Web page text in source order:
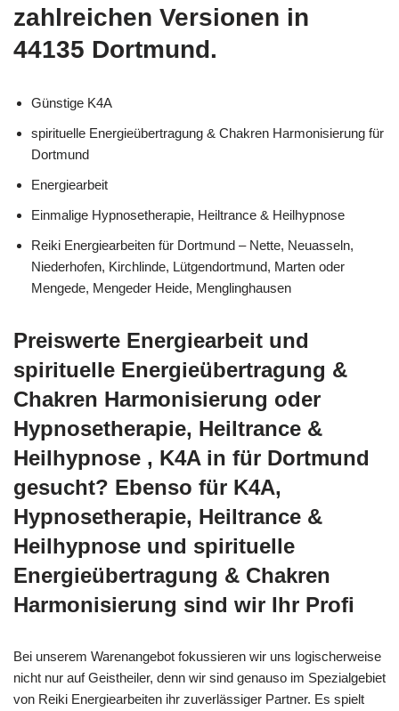
zahlreichen Versionen in
44135 Dortmund.
Günstige K4A
spirituelle Energieübertragung & Chakren Harmonisierung für
Dortmund
Energiearbeit
Einmalige Hypnosetherapie, Heiltrance & Heilhypnose
Reiki Energiearbeiten für Dortmund – Nette, Neuasseln,
Niederhofen, Kirchlinde, Lütgendortmund, Marten oder
Mengede, Mengeder Heide, Menglinghausen
Preiswerte Energiearbeit und
spirituelle Energieübertragung &
Chakren Harmonisierung oder
Hypnosetherapie, Heiltrance &
Heilhypnose , K4A in für Dortmund
gesucht? Ebenso für K4A,
Hypnosetherapie, Heiltrance &
Heilhypnose und spirituelle
Energieübertragung & Chakren
Harmonisierung sind wir Ihr Profi
Bei unserem Warenangebot fokussieren wir uns logischerweise
nicht nur auf Geistheiler, denn wir sind genauso im Spezialgebiet
von Reiki Energiearbeiten ihr zuverlässiger Partner. Es spielt